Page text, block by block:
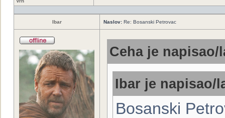
Ibar Naslov: Re: Bosanski Petrovac
Ceha je napisao/
Ibar je napisao/
Bosanski